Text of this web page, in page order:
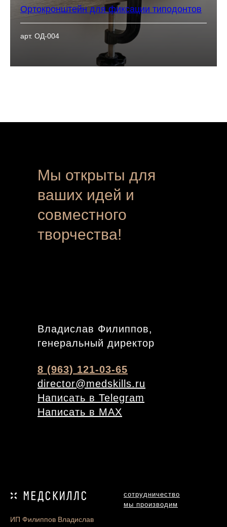
Ортокронштейн для фиксации типодонтов
арт. ОД-004
Мы открыты для
ваших идей и
совместного
творчества!
Владислав Филиппов,
генеральный директор
8 (963) 121-03-65
director@medskills.ru
Написать в Telegram
Написать в MAX
ИП Филиппов Владислав
сотрудничество
мы производим